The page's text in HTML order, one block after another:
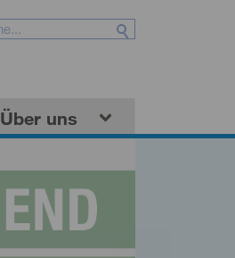
Über uns